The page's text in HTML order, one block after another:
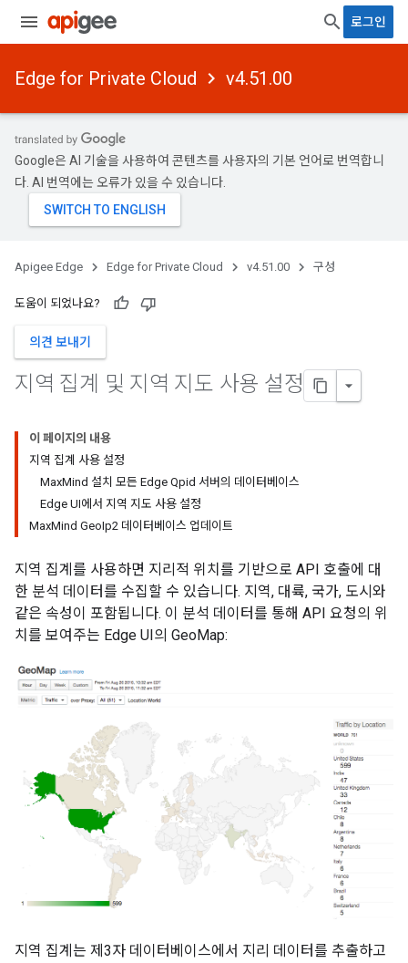
로그인
Edge for Private Cloud v4.51.00
Google은 AI 기술을 사용하여 콘텐츠를 사용자의 기본 언어로 번역합니
다. AI 번역에는 오류가 있을 수 있습니다.
Apigee Edge Edge for Private Cloud v4.51.00 구성
도움이 되었나요?
의견 보내기
지역 집계 및 지역 지도 사용 설정
이 페이지의 내용
지역 집계 사용 설정
MaxMind 설치 모든 Edge Qpid 서버의 데이터베이스
Edge UI에서 지역 지도 사용 설정
MaxMind GeoIp2 데이터베이스 업데이트
지역 집계를 사용하면 지리적 위치를 기반으로 API 호출에 대
한 분석 데이터를 수집할 수 있습니다. 지역, 대륙, 국가, 도시와
같은 속성이 포함됩니다. 이 분석 데이터를 통해 API 요청의 위
치를 보여주는 Edge UI의 GeoMap:
지역 집계는 제3자 데이터베이스에서 지리 데이터를 추출하고